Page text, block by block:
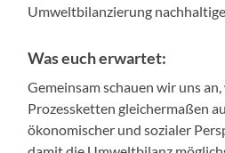
Umweltbilanzierung
Was euch erwartet:
Gemeinsam schauen wir uns
Prozessketten gleichermaßen
ökonomischer und sozialer